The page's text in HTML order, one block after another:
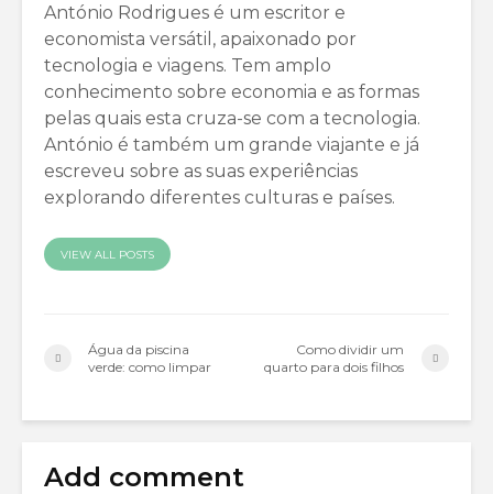
António Rodrigues é um escritor e
economista versátil, apaixonado por
tecnologia e viagens. Tem amplo
conhecimento sobre economia e as formas
pelas quais esta cruza-se com a tecnologia.
António é também um grande viajante e já
escreveu sobre as suas experiências
explorando diferentes culturas e países.
VIEW ALL POSTS
Água da piscina
verde: como limpar
Como dividir um
quarto para dois filhos
Add comment